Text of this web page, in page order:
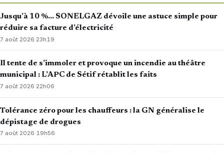
Jusqu’à 10 %… SONELGAZ dévoile une astuce simple pour
réduire sa facture d’électricité
7 août 2026·23h19
Il tente de s’immoler et provoque un incendie au théâtre
municipal : L’APC de Sétif rétablit les faits
7 août 2026·22h06
Tolérance zéro pour les chauffeurs : la GN généralise le
dépistage de drogues
7 août 2026·19h56